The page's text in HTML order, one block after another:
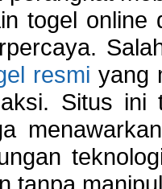
togel
resmi yang
Situs ini